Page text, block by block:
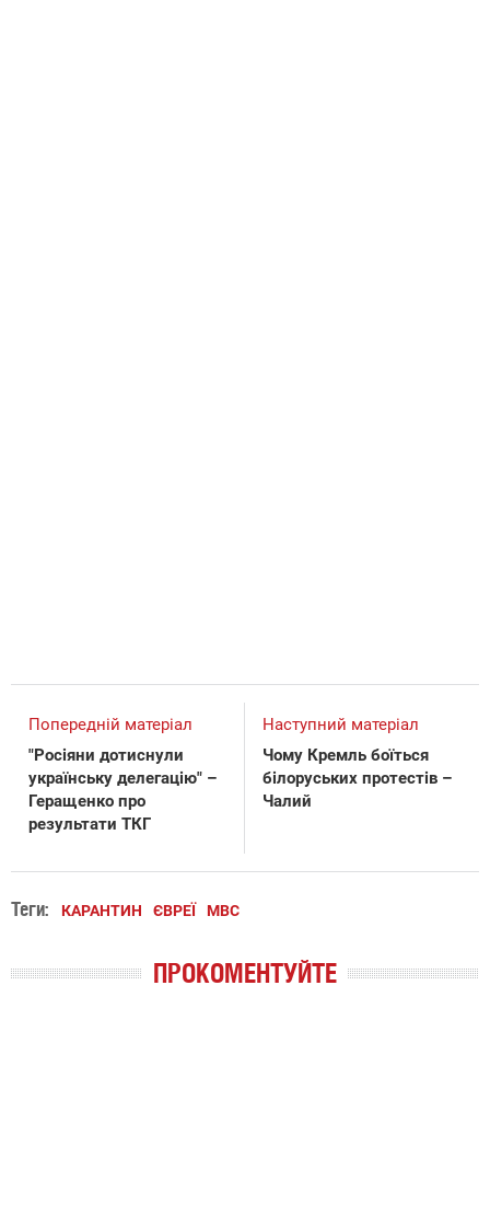
Попередній матеріал
"Росіяни дотиснули
українську делегацію" –
Геращенко про
результати ТКГ
Наступний матеріал
Чому Кремль боїться
білоруських протестів –
Чалий
Теги: КАРАНТИН ЄВРЕЇ МВС
ПРОКОМЕНТУЙТЕ